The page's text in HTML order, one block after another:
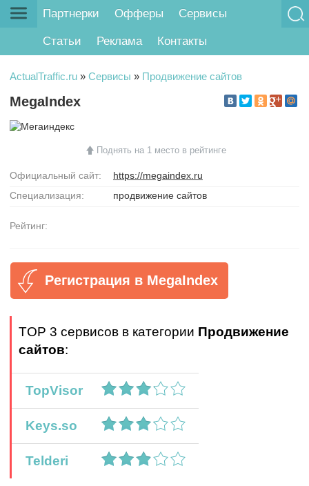
Партнерки Офферы Сервисы
Статьи Реклама Контакты
ActualTraffic.ru » Сервисы » Продвижение сайтов
MegaIndex
Поднять на 1 место в рейтинге
Официальный сайт:
https://megaindex.ru
Специализация:
продвижение сайтов
Рейтинг:
Регистрация в MegaIndex
TOP 3 сервисов в категории Продвижение
сайтов:
TopVisor
Keys.so
Telderi